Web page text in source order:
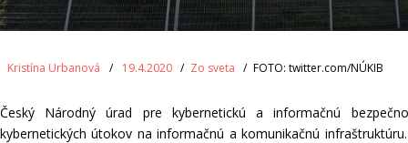
Kristína Urbanová 19.4.2020 Zo sveta FOTO: twitter.com/NÚKIB
Český Národný úrad pre kybernetickú a informačnú
kybernetických útokov na informačnú a komunikačnú